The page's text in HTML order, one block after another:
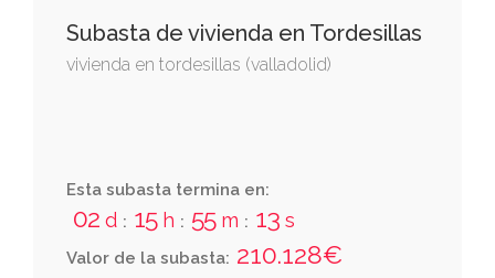
Subasta de vivienda en Tordesillas
vivienda en tordesillas (valladolid)
Esta subasta termina en:
02 d : 15 h : 55 m : 12 s
Valor de la subasta: 210.128€